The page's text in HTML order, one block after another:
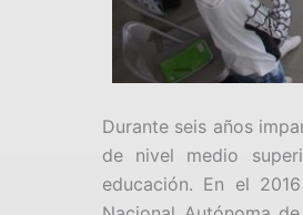
Durante seis años
de nivel medio
educación. En el